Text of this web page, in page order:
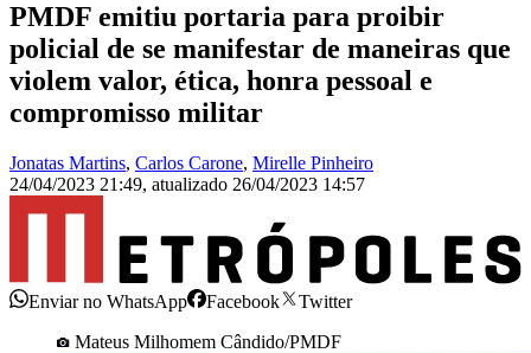
PMDF emitiu portaria para proibir
policial de se manifestar de maneiras que
violem valor, ética, honra pessoal e
compromisso militar
Jonatas Martins, Carlos Carone, Mirelle Pinheiro
24/04/2023 21:49, atualizado 26/04/2023 14:57
Enviar no WhatsApp Facebook
Twitter
Mateus Milhomem Cândido/PMDF